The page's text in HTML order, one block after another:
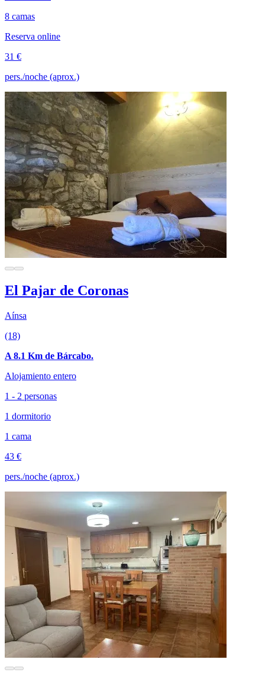
8 camas
Reserva online
31 €
pers./noche (aprox.)
El Pajar de Coronas
Aínsa
(18)
A 8.1 Km de Bárcabo.
Alojamiento entero
1 - 2 personas
1 dormitorio
1 cama
43 €
pers./noche (aprox.)